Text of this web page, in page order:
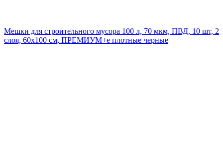
Мешки для строительного мусора 100 л, 70 мкм, ПВД, 10 шт, 2
слоя, 60x100 см, ПРЕМИУМ+e плотные черные